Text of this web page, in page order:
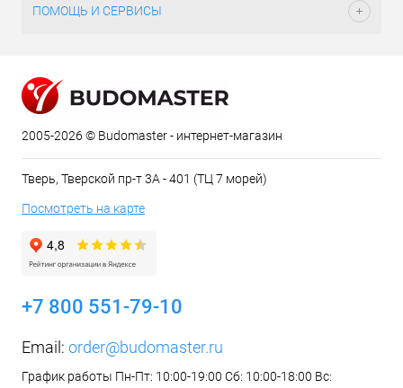
ПОМОЩЬ И СЕРВИСЫ
2005-2026 © Budomaster - интернет-магазин
Тверь, Тверской пр-т 3А - 401 (ТЦ 7 морей)
Посмотреть на карте
+7 800 551-79-10
Email: order@budomaster.ru
График работы Пн-Пт: 10:00-19:00 Сб: 10:00-18:00 Вс: